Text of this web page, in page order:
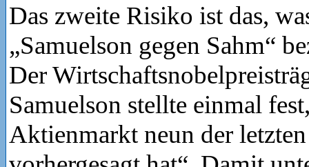
Das zweite Risiko ist das,
„Samuelson gegen Sahm“
Der
Samuelson stellte einmal
Aktienmarkt neun der